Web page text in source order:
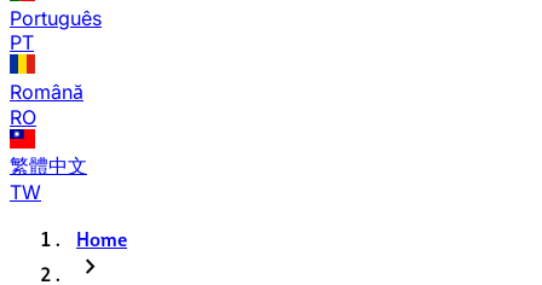
Português
PT
Română
RO
繁體中文
TW
Home
chevron_right